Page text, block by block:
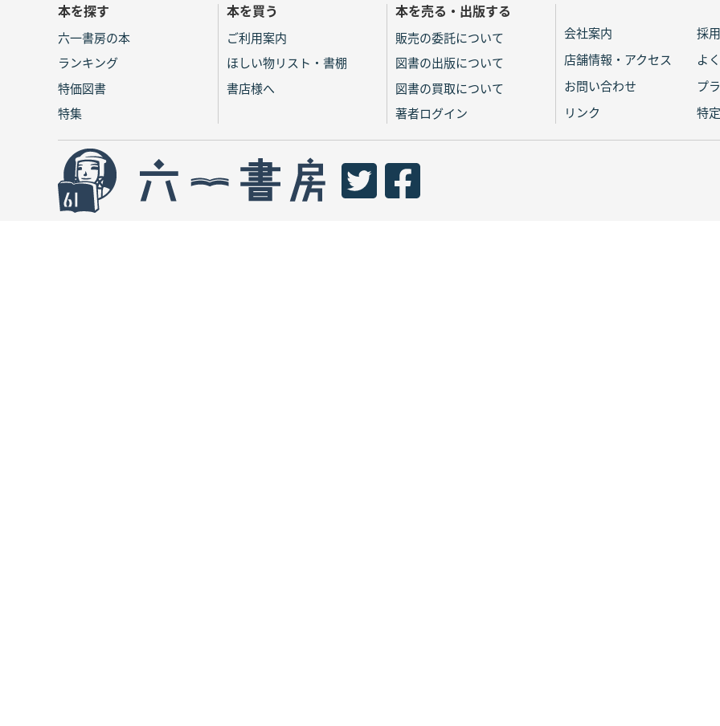
本を探す
六一書房の本
ランキング
特価図書
特集
本を買う
ご利用案内
ほしい物リスト・書棚
書店様へ
本を売る・出版する
販売の委託について
図書の出版について
図書の買取について
著者ログイン
会社案内
採
店舗情報・アクセス
よ
お問い合わせ
プ
リンク
特